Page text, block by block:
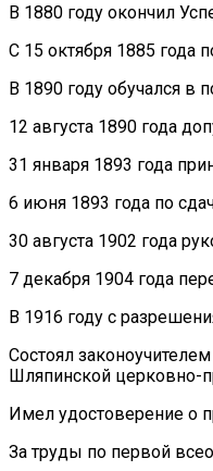
В 1880 году окончил
С 15 октября 1885 года
В 1890 году обучался в
12 августа 1890 года
31 января 1893 года
6 июня 1893 года по
30 августа 1902 года
7 декабря 1904 года
В 1916 году с
Состоял
Шляпинской церковно-
Имел удостоверение о
За труды по первой